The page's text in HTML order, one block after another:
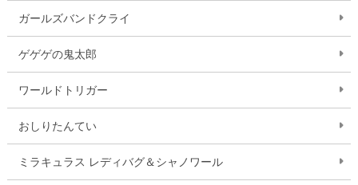
ガールズバンドクライ
ゲゲゲの鬼太郎
ワールドトリガー
おしりたんてい
ミラキュラス レディバグ＆シャノワール